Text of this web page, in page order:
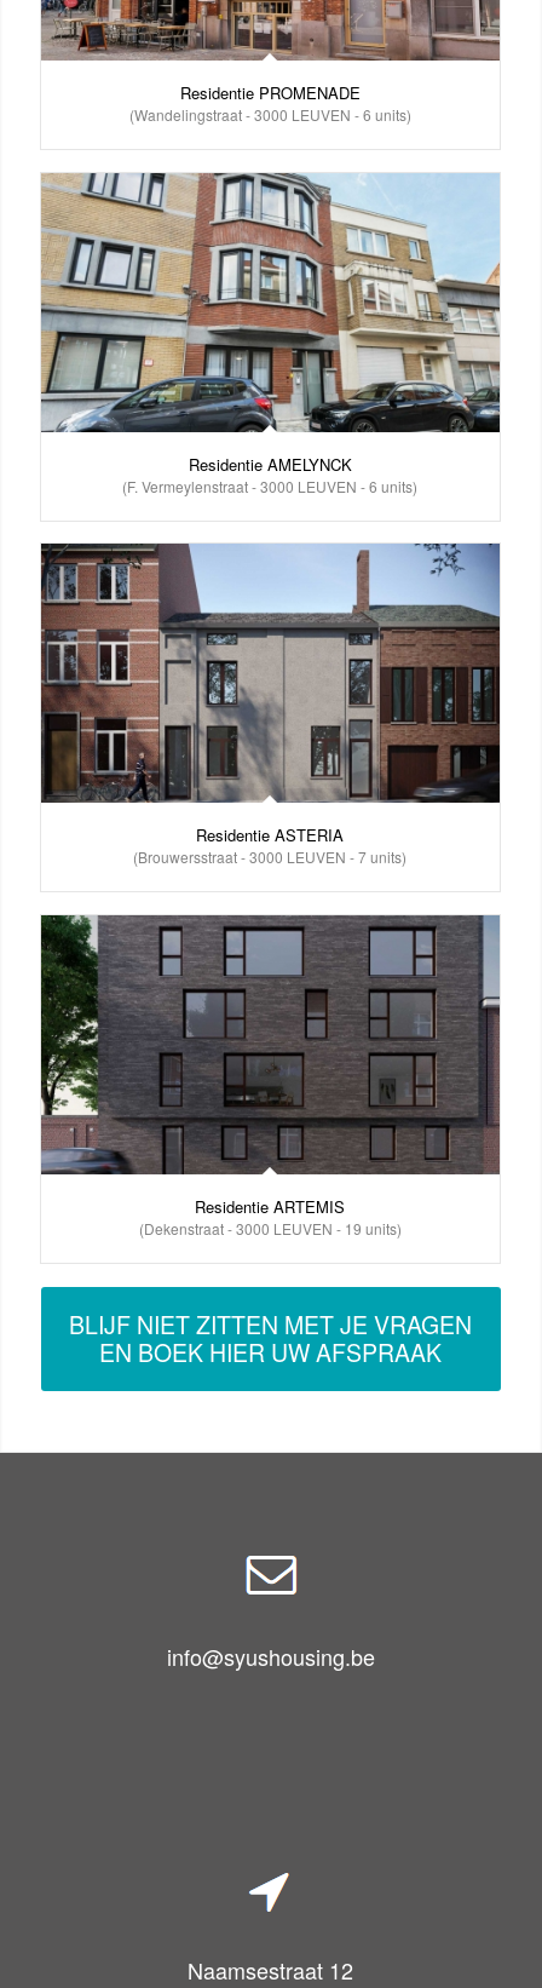
Residentie PROMENADE
(Wandelingstraat - 3000 LEUVEN - 6 units)
Residentie AMELYNCK
(F. Vermeylenstraat - 3000 LEUVEN - 6 units)
Residentie ASTERIA
(Brouwersstraat - 3000 LEUVEN - 7 units)
Residentie ARTEMIS
(Dekenstraat - 3000 LEUVEN - 19 units)
BLIJF NIET ZITTEN MET JE VRAGEN
EN BOEK HIER UW AFSPRAAK
info@syushousing.be
Naamsestraat 12